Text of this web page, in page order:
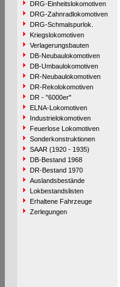
DRG-Einheitslokomotiven
DRG-Zahnradlokomotiven
DRG-Schmalspurlok.
Kriegslokomotiven
Verlagerungsbauten
DB-Neubaulokomotiven
DB-Umbaulokomotiven
DR-Neubaulokomotiven
DR-Rekolokomotiven
DR - "6000er"
ELNA-Lokomotiven
Industrielokomotiven
Feuerlose Lokomotiven
Sonderkonstruktionen
SAAR (1920 - 1935)
DB-Bestand 1968
DR-Bestand 1970
Auslandsbestände
Lokbestandslisten
Erhaltene Fahrzeuge
Zerlegungen